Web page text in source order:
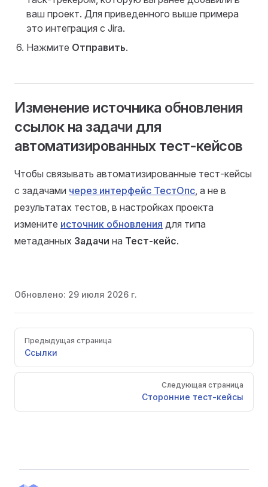
ваш проект. Для приведенного выше примера
это интеграция с Jira.
Нажмите Отправить.
Изменение источника обновления
ссылок на задачи для
автоматизированных тест-кейсов
Чтобы связывать автоматизированные тест-кейсы
с задачами через интерфейс ТестОпс, а не в
результатах тестов, в настройках проекта
измените источник обновления для типа
метаданных Задачи на Тест-кейс.
Обновлено: 29 июля 2026 г.
Pager
Предыдущая страница
Ссылки
Следующая страница
Сторонние тест-кейсы